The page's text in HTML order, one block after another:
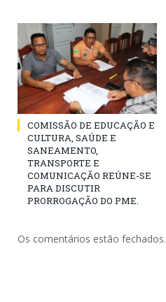
COMISSÃO DE EDUCAÇÃO E
CULTURA, SAÚDE E
SANEAMENTO,
TRANSPORTE E
COMUNICAÇÃO REÚNE-SE
PARA DISCUTIR
PRORROGAÇÃO DO PME.
Os comentários estão fechados.